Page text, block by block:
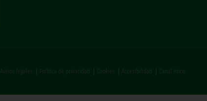
Avisos legales Política de privacidad Cookies Accesibilidad Canal ético